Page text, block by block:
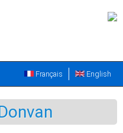
English
Français